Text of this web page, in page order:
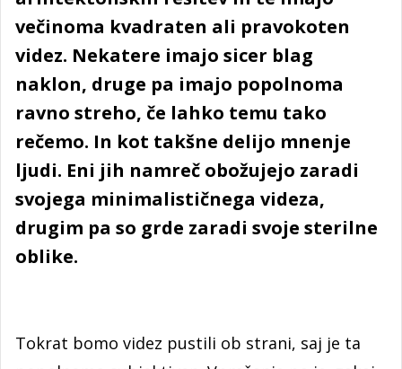
večinoma kvadraten ali pravokoten
videz. Nekatere imajo sicer blag
naklon, druge pa imajo popolnoma
ravno streho, če lahko temu tako
rečemo. In kot takšne delijo mnenje
ljudi. Eni jih namreč obožujejo zaradi
svojega minimalističnega videza,
drugim pa so grde zaradi svoje sterilne
oblike.
Tokrat bomo videz pustili ob strani, saj je ta